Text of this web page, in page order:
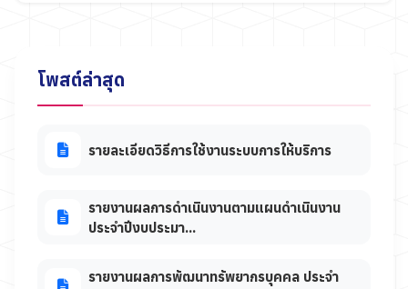
โพสต์ล่าสุด
รายละเอียดวิธีการใช้งานระบบการให้บริการ
รายงานผลการดำเนินงานตามแผนดำเนินงาน
ประจำปีงบประมา...
รายงานผลการพัฒนาทรัพยากรบุคคล ประจำ